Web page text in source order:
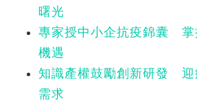
曙光
專家授中小企抗疫錦囊 掌
機遇
知識產權鼓勵創新研發 迎
需求